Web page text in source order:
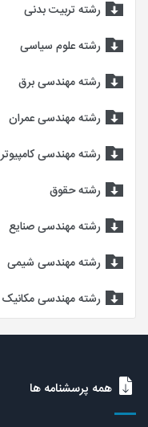
رشته تربیت بدنی
رشته علوم سیاسی
رشته مهندسی برق
رشته مهندسی عمران
رشته مهندسی کامپیوتر
رشته حقوق
رشته مهندسی صنایع
رشته مهندسی شیمی
رشته مهندسی مکانیک
همه پرسشنامه ها